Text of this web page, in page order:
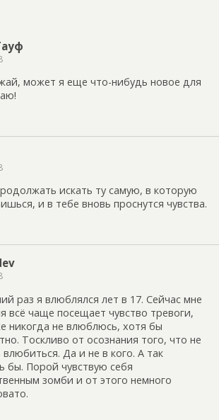
может я еще что-нибудь новое для
искать ту самую, в которую
и в тебе вновь проснутся чувства.
раз я влюблялся лет в 17. Сейчас мне
всё чаще посещает чувство тревоги,
никогда не влюблюсь, хотя бы
Тоскливо от осознания того, что не
Да и не в кого. А так
бы. Порой чувствую себя
зомби и от этого немного